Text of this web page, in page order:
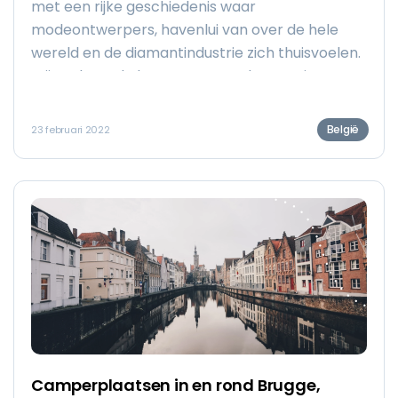
met een rijke geschiedenis waar
modeontwerpers, havenlui van over de hele
wereld en de diamantindustrie zich thuisvoelen.
Wij zochten de beste camperplaatsen in en
23 februari 2022 België
Camperplaatsen in en rond Brugge,